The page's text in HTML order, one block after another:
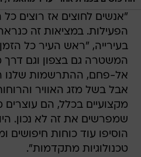
"אנשים לחוצים אז רוצים
הפעילות. במציאות זה
בעירייה, "ראש העיר כל
המשטרה גם בצפון וגם
אל-פחם, ההתרשמות שלנו
אבל בשל מזג האוויר
מקצועיים בכלל, הם
שמפרשים את זה לא נכון.
הוסיפו עוד כוחות
טכנולוגיות מתקדמות".